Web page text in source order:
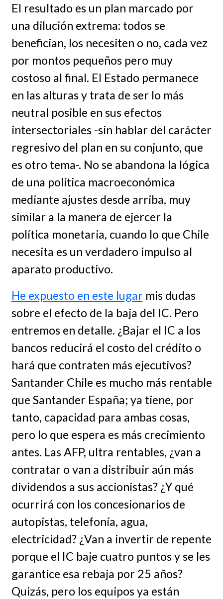
El resultado es un plan marcado por
una dilución extrema: todos se
benefician, los necesiten o no, cada vez
por montos pequeños pero muy
costoso al final. El Estado permanece
en las alturas y trata de ser lo más
neutral posible en sus efectos
intersectoriales -sin hablar del carácter
regresivo del plan en su conjunto, que
es otro tema-. No se abandona la lógica
de una política macroeconómica
mediante ajustes desde arriba, muy
similar a la manera de ejercer la
política monetaria, cuando lo que Chile
necesita es un verdadero impulso al
aparato productivo.
He expuesto en este lugarmis dudas
sobre el efecto de la baja del IC. Pero
entremos en detalle. ¿Bajar el IC a los
bancos reducirá el costo del crédito o
hará que contraten más ejecutivos?
Santander Chile es mucho más rentable
que Santander España; ya tiene, por
tanto, capacidad para ambas cosas,
pero lo que espera es más crecimiento
antes. Las AFP, ultra rentables, ¿van a
contratar o van a distribuir aún más
dividendos a sus accionistas? ¿Y qué
ocurrirá con los concesionarios de
autopistas, telefonía, agua,
electricidad? ¿Van a invertir de repente
porque el IC baje cuatro puntos y se les
garantice esa rebaja por 25 años?
Quizás, pero los equipos ya están